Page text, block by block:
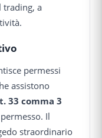
trading, a
permessi
assistono
33 comma 3
Il
straordinario